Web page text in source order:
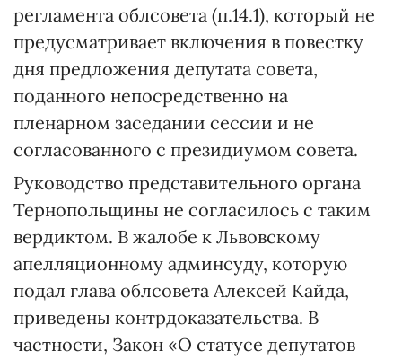
регламента облсовета (п.14.1), который не
предусматривает включения в повестку
дня предложения депутата совета,
поданного непосредственно на
пленарном заседании сессии и не
согласованного с президиумом совета.
Руководство представительного органа
Тернопольщины не согласилось с таким
вердиктом. В жалобе к Львовскому
апелляционному админсуду, которую
подал глава облсовета Алексей Кайда,
приведены контрдоказательства. В
частности, Закон «О статусе депутатов